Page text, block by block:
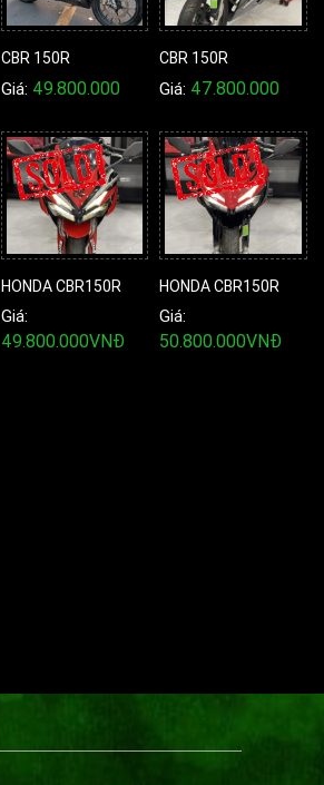
CBR 150R
Giá: 49.800.000
CBR 150R
Giá: 47.800.000
HONDA CBR150R
Giá:
49.800.000VNĐ
HONDA CBR150R
Giá:
50.800.000VNĐ